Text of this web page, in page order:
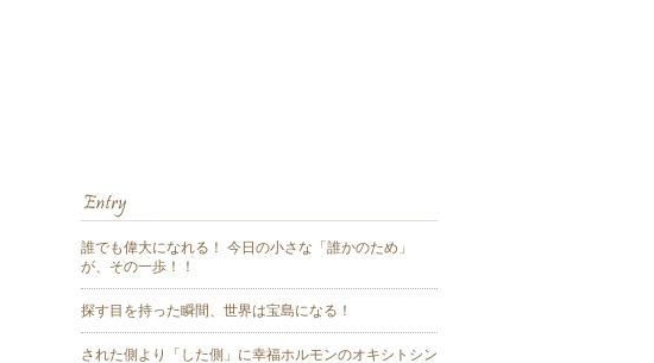
誰でも偉大になれる！ 今日の小さな「誰かのため」
が、その一歩！！
探す目を持った瞬間、世界は宝島になる！
された側より「した側」に幸福ホルモンのオキシトシン